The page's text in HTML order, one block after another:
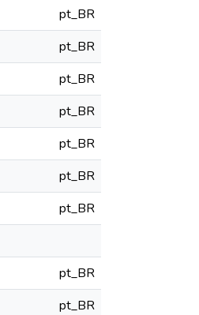
pt_BR
pt_BR
pt_BR
pt_BR
pt_BR
pt_BR
pt_BR
pt_BR
pt_BR